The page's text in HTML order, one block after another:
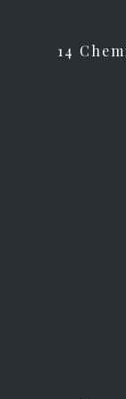
14 Chemin de la Colombière, 74200